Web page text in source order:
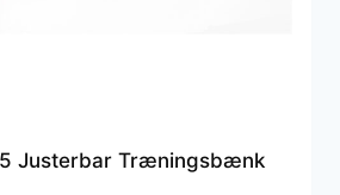
Justerbar Træningsbænk